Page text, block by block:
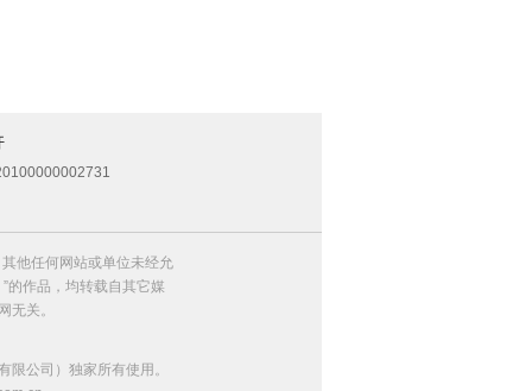
他任何网站或单位未经允
的作品，均转载自其它媒
无关。
公司）独家所有使用。